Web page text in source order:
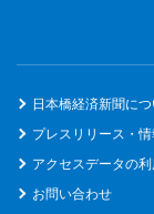
日本橋経済新聞につ
プレスリリース・
アクセスデータの
お問い合わせ